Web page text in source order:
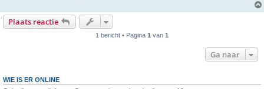
Plaats reactie
1 bericht • Pagina 1 van 1
Ga naar
WIE IS ER ONLINE